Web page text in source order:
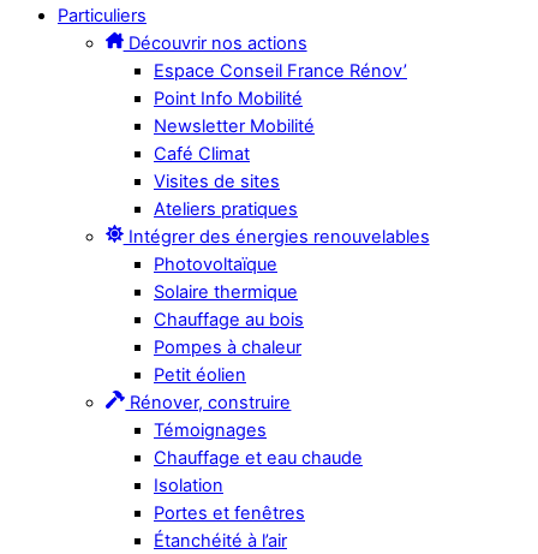
Particuliers
Découvrir nos actions
Espace Conseil France Rénov’
Point Info Mobilité
Newsletter Mobilité
Café Climat
Visites de sites
Ateliers pratiques
Intégrer des énergies renouvelables
Photovoltaïque
Solaire thermique
Chauffage au bois
Pompes à chaleur
Petit éolien
Rénover, construire
Témoignages
Chauffage et eau chaude
Isolation
Portes et fenêtres
Étanchéité à l’air